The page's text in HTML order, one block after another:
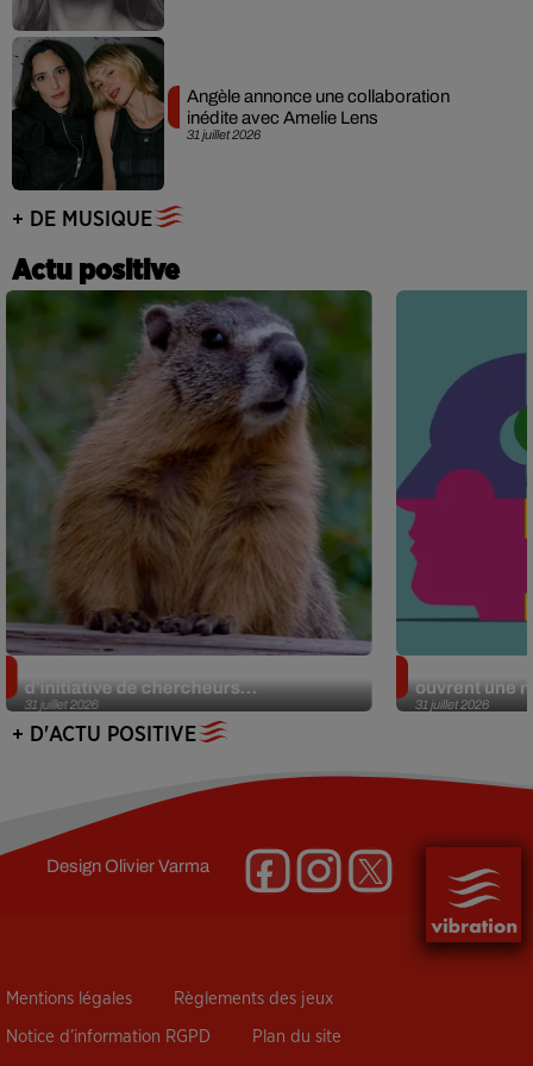
31 juillet 2026
Angèle annonce une collaboration
inédite avec Amelie Lens
+ DE MUSIQUE
Actu positive
31 juillet 2026
d’initiative de chercheurs...
31 juillet 2026
ouvrent une
+ D'ACTU POSITIVE
DesignOlivier Varma
Mentions légales Règlements des jeux
Notice d’information RGPD Plan du site